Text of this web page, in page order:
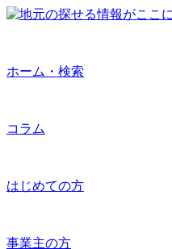
ホーム・検索
コラム
はじめての方
事業主の方